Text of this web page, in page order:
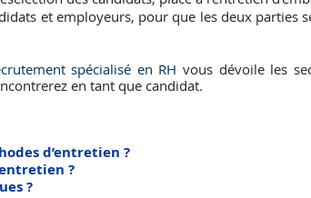
et employeurs, pour que les deux parties
spécialisé en RH vous dévoile les
en tant que candidat.
d’entretien ?
?
?